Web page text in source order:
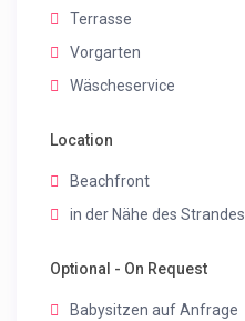
Terrasse
Vorgarten
Wäscheservice
Location
Beachfront
in der Nähe des Strandes
Optional - On Request
Babysitzen auf Anfrage